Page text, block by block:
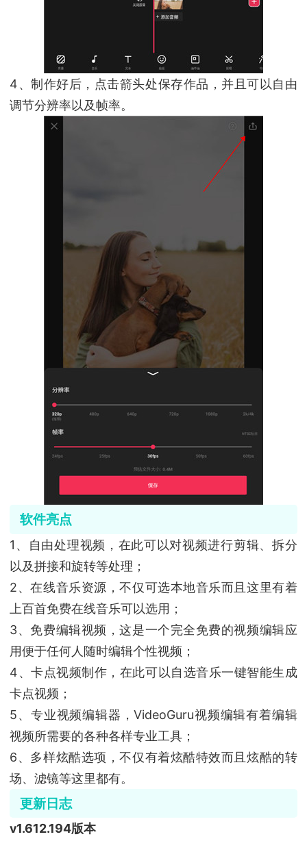
4、制作好后，点击箭头处保存作品，并且可以自由
调节分辨率以及帧率。
软件亮点
1、自由处理视频，在此可以对视频进行剪辑、拆分
以及拼接和旋转等处理；
2、在线音乐资源，不仅可选本地音乐而且这里有着
上百首免费在线音乐可以选用；
3、免费编辑视频，这是一个完全免费的视频编辑应
用便于任何人随时编辑个性视频；
4、卡点视频制作，在此可以自选音乐一键智能生成
卡点视频；
5、专业视频编辑器，VideoGuru视频编辑有着编辑
视频所需要的各种各样专业工具；
6、多样炫酷选项，不仅有着炫酷特效而且炫酷的转
场、滤镜等这里都有。
更新日志
v1.612.194版本